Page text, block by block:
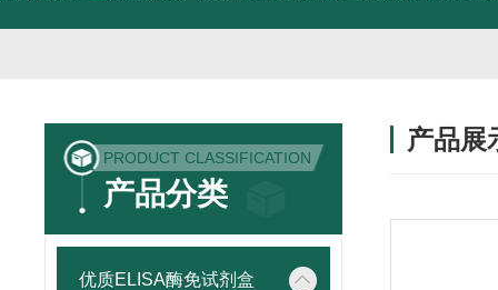
PRODUCT CLASSIFICATION
产品分类
优质ELISA酶免试剂盒
产品展